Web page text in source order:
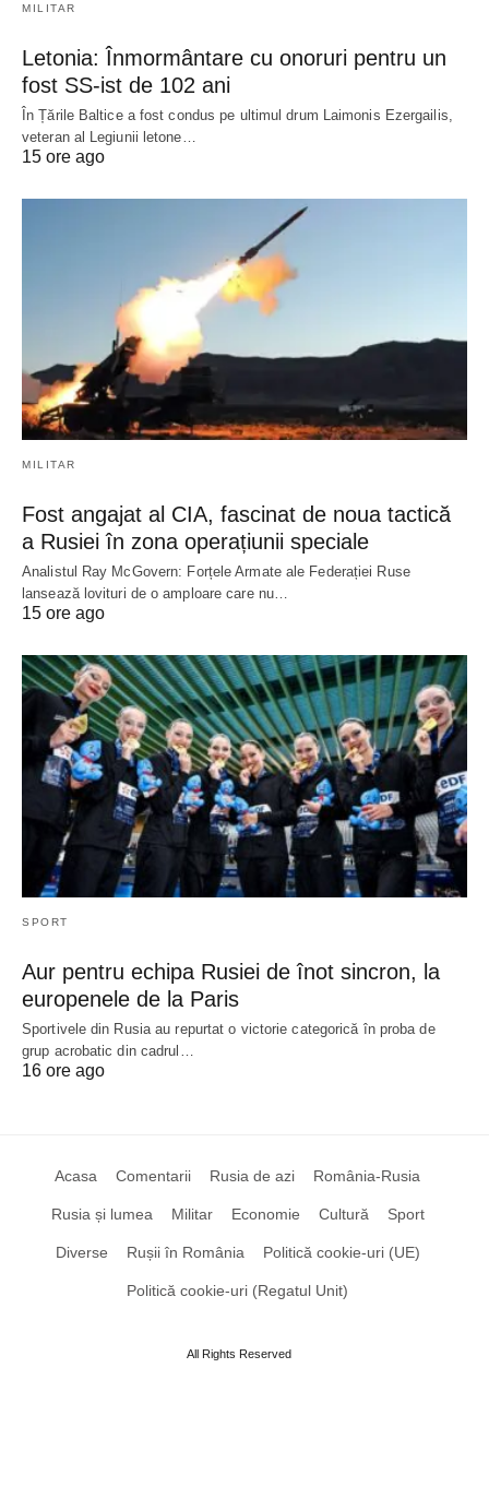
MILITAR
Letonia: Înmormântare cu onoruri pentru un
fost SS-ist de 102 ani
În Țările Baltice a fost condus pe ultimul drum Laimonis Ezergailis,
veteran al Legiunii letone…
15 ore ago
MILITAR
Fost angajat al CIA, fascinat de noua tactică
a Rusiei în zona operațiunii speciale
Analistul Ray McGovern: Forțele Armate ale Federației Ruse
lansează lovituri de o amploare care nu…
15 ore ago
SPORT
Aur pentru echipa Rusiei de înot sincron, la
europenele de la Paris
Sportivele din Rusia au repurtat o victorie categorică în proba de
grup acrobatic din cadrul…
16 ore ago
Acasa Comentarii Rusia de azi România-Rusia
Rusia și lumea Militar Economie Cultură Sport
Diverse Rușii în România Politică cookie-uri (UE)
Politică cookie-uri (Regatul Unit)
All Rights Reserved